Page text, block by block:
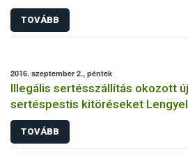
TOVÁBB
2016. szeptember 2., péntek
Illegális sertésszállítás okozott
sertéspestis kitöréseket
TOVÁBB